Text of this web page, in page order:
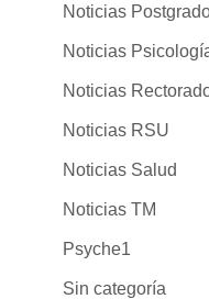
Noticias
Noticias
Noticias
Noticias RSU
Noticias Salud
Noticias TM
Psyche1
Sin categoría